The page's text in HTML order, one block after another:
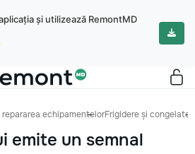
și utilizează RemontMD
repararea echipamentelorFrigidere și
emite un semnal